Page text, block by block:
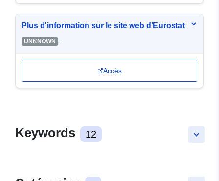
Plus d'information sur le site web d'Eurostat
UNKNOWN -
Accès
keyboard_arrow_down
Keywords 12